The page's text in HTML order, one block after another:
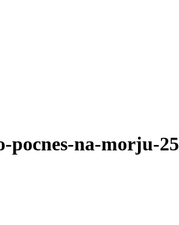
na-morju-25